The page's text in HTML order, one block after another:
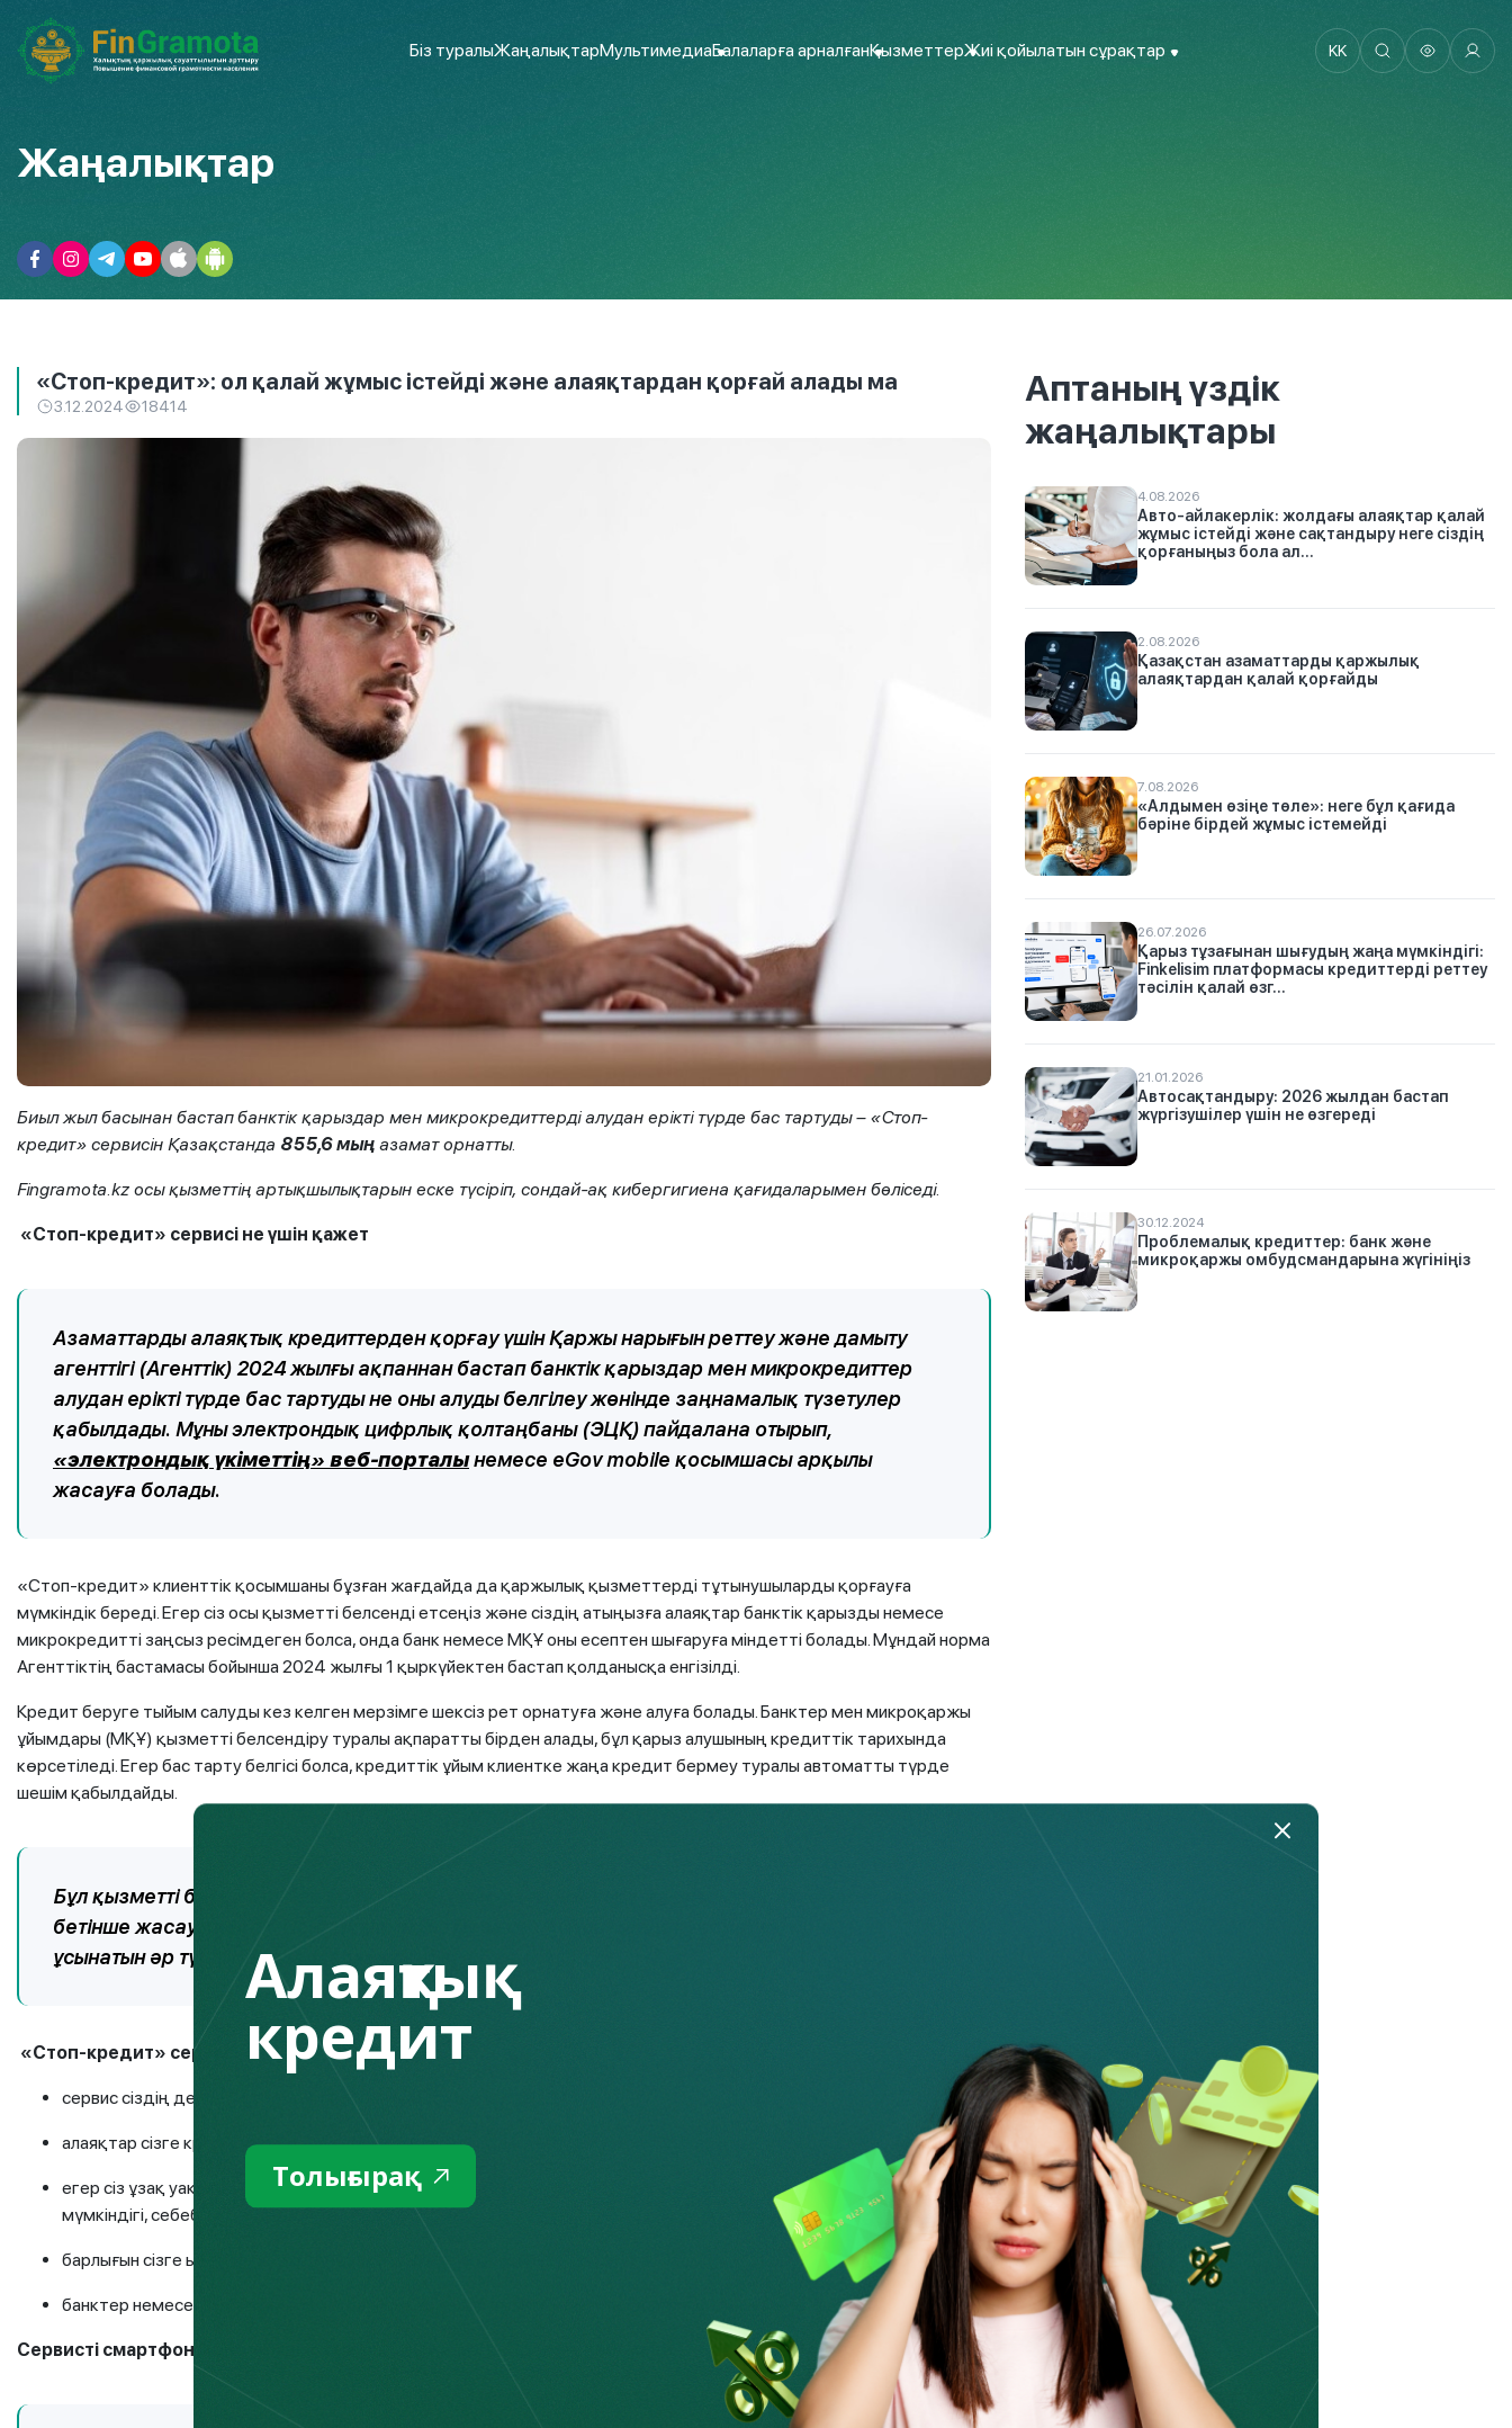
Біз туралыЖаңалықтарМультимедиаБалаларға арналғанҚызметтерЖиі қойылатын сұрақтар KK
Жаңалықтар
«Стоп-кредит»: ол қалай жұмыс істейді және алаяқтардан қорғай алады ма
3.12.2024 18414
Биыл жыл басынан бастап банктік қарыздар мен микрокредиттерді алудан ерікті түрде бас тартуды – «Стоп-
кредит» сервисін Қазақстанда 855,6 мың азамат орнатты.
Fingramota.kz осы қызметтің артықшылықтарын еске түсіріп, сондай-ақ кибергигиена қағидаларымен бөліседі.
«Стоп-кредит» сервисі не үшін қажет
Азаматтарды алаяқтық кредиттерден қорғау үшін Қаржы нарығын реттеу және дамыту
агенттігі (Агенттік) 2024 жылғы ақпаннан бастап банктік қарыздар мен микрокредиттер
алудан ерікті түрде бас тартуды не оны алуды белгілеу жөнінде заңнамалық түзетулер
қабылдады. Мұны электрондық цифрлық қолтаңбаны (ЭЦҚ) пайдалана отырып,
«электрондық үкіметтің» веб-порталынемесе eGov mobile қосымшасы арқылы
жасауға болады.
«Стоп-кредит» клиенттік қосымшаны бұзған жағдайда да қаржылық қызметтерді тұтынушыларды қорғауға
мүмкіндік береді. Егер сіз осы қызметті белсенді етсеңіз және сіздің атыңызға алаяқтар банктік қарызды немесе
микрокредитті заңсыз ресімдеген болса, онда банк немесе МҚҰ оны есептен шығаруға міндетті болады. Мұндай норма
Агенттіктің бастамасы бойынша 2024 жылғы 1 қыркүйектен бастап қолданысқа енгізілді.
Кредит беруге тыйым салуды кез келген мерзімге шексіз рет орнатуға және алуға болады. Банктер мен микроқаржы
ұйымдары (МҚҰ) қызметті белсендіру туралы ақпаратты бірден алады, бұл қарыз алушының кредиттік тарихында
көрсетіледі. Егер бас тарту белгісі болса, кредиттік ұйым клиентке жаңа кредит бермеу туралы автоматты түрде
шешім қабылдайды.
Бұл қызметті басқа адамға қосу мүмкін емес екенін ескеру маңызды – әрбір адам мұны өз
бетінше жасауы керек. Сондықтан шамалы ақыға «Стоп-кредит» сервисін орнатуды
ұсынатын әр түрлі «делдалдарға» сенбеген жөн.
«Стоп-кредит» сервисінің артықшылықтары
сервис сіздің дербес деректеріңізді сенімді түрде қорғайды;
алаяқтар сізге кредитті ресімдей алмайды, себебі сізде дербес кредиттік есебіңізде көрсетілген тыйым бар;
егер сіз ұзақ уақытқа елден кететін болсаңыз, онда «Стоп-кредит" – өзіңізді зиянкестерден қорғаудың жақсы
мүмкіндігі, себебі шетелде болған кезде форс-мажорлық жағдайларға дереу түрде ден қою өте қиын болады;
барлығын сізге ыңғайлы кез келген уақытта онлайн режимінде жасауға болады;
банктер немесе МҚҰ сізді кредиттер мен қарыздар қызықтырмайтындығы туралы ақпаратты бірден алады.
Сервисті смартфон
Аптаның үздік
жаңалықтары
4.08.2026
Авто-айлакерлік: жолдағы алаяқтар қалай
жұмыс істейді және сақтандыру неге сіздің
қорғаныңыз бола ал...
2.08.2026
Қазақстан азаматтарды қаржылық
алаяқтардан қалай қорғайды
7.08.2026
«Алдымен өзіңе төле»: неге бұл қағида
бәріне бірдей жұмыс істемейді
26.07.2026
Қарыз тұзағынан шығудың жаңа мүмкіндігі:
Finkelisim платформасы кредиттерді реттеу
тәсілін қалай өзг...
21.01.2026
Автосақтандыру: 2026 жылдан бастап
жүргізушілер үшін не өзгереді
30.12.2024
Проблемалық кредиттер: банк және
микроқаржы омбудсмандарына жүгініңіз
Алаяқтық
кредит
Толығырақ